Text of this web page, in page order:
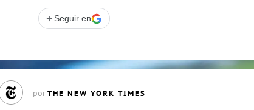
+ Seguir en
por THE NEW YORK TIMES